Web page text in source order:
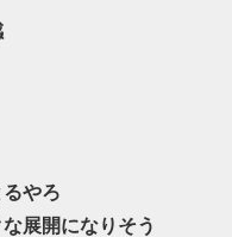
やろ
展開になりそう